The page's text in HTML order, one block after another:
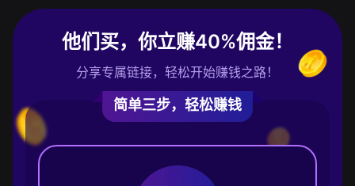
他们买，你立赚40%佣金！
分享专属链接，轻松开始赚钱之路！
简单三步，轻松赚钱